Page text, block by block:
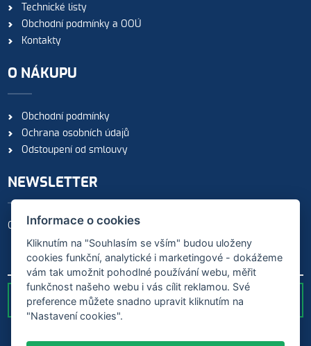
Technické listy
Obchodní podmínky a OOÚ
Kontakty
O NÁKUPU
Obchodní podmínky
Ochrana osobních údajů
Odstoupení od smlouvy
NEWSLETTER
Odebírejte naše novinky
ODESLAT
Informace o cookies
Kliknutím na "Souhlasím se vším" budou uloženy
cookies funkční, analytické i marketingové - dokážeme
vám tak umožnit pohodlné používání webu, měřit
funkčnost našeho webu i vás cílit reklamou. Své
preference můžete snadno upravit kliknutím na
"Nastavení cookies".